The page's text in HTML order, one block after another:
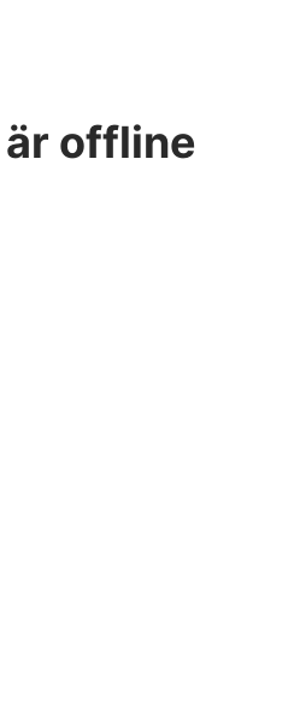
är offline